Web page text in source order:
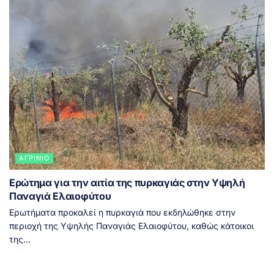
ΑΓΡΊΝΙΟ
Ερώτημα για την αιτία της πυρκαγιάς στην Υψηλή
Παναγιά Ελαιοφύτου
Ερωτήματα προκαλεί η πυρκαγιά που εκδηλώθηκε στην
περιοχή της Υψηλής Παναγιάς Ελαιοφύτου, καθώς κάτοικοι
της...